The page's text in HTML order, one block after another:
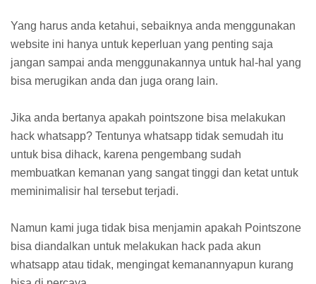
Yang harus anda ketahui, sebaiknya anda menggunakan
website ini hanya untuk keperluan yang penting saja
jangan sampai anda menggunakannya untuk hal-hal yang
bisa merugikan anda dan juga orang lain.
Jika anda bertanya apakah pointszone bisa melakukan
hack whatsapp? Tentunya whatsapp tidak semudah itu
untuk bisa dihack, karena pengembang sudah
membuatkan kemanan yang sangat tinggi dan ketat untuk
meminimalisir hal tersebut terjadi.
Namun kami juga tidak bisa menjamin apakah Pointszone
bisa diandalkan untuk melakukan hack pada akun
whatsapp atau tidak, mengingat kemanannyapun kurang